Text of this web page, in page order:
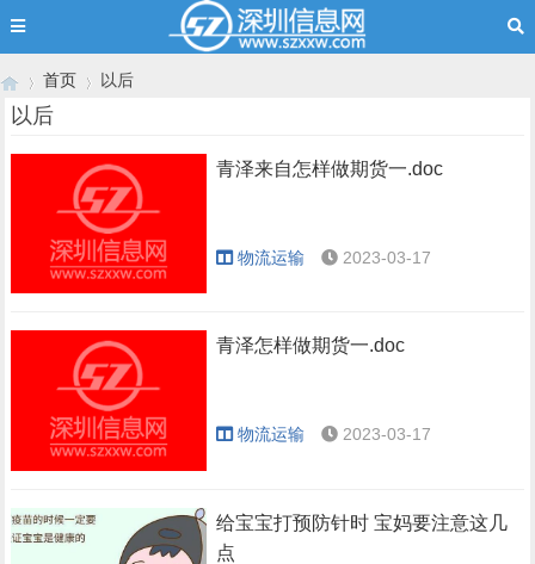
首页
›
以后
以后
青泽来自怎样做期货一.doc
物流运输 2023-03-17
青泽怎样做期货一.doc
物流运输 2023-03-17
给宝宝打预防针时 宝妈要注意这几
点